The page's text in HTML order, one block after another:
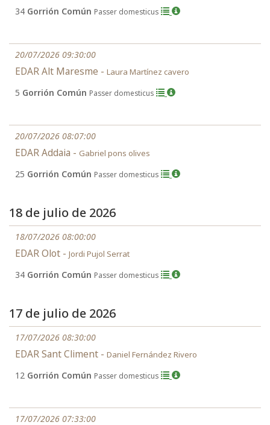
34 Gorrión Común Passer domesticus
20/07/2026 09:30:00
EDAR Alt Maresme - Laura Martínez cavero
5 Gorrión Común Passer domesticus
20/07/2026 08:07:00
EDAR Addaia - Gabriel pons olives
25 Gorrión Común Passer domesticus
18 de julio de 2026
18/07/2026 08:00:00
EDAR Olot - Jordi Pujol Serrat
34 Gorrión Común Passer domesticus
17 de julio de 2026
17/07/2026 08:30:00
EDAR Sant Climent - Daniel Fernández Rivero
12 Gorrión Común Passer domesticus
17/07/2026 07:33:00